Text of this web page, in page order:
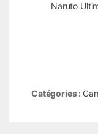
Naruto
Catégories :